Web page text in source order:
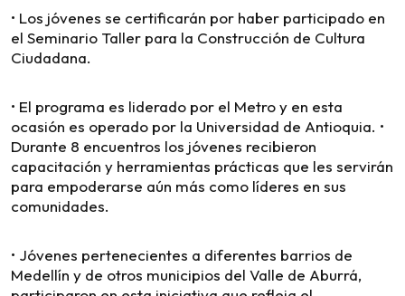
• Los jóvenes se certificarán por haber participado en
el Seminario Taller para la Construcción de Cultura
Ciudadana.
• El programa es liderado por el Metro y en esta
ocasión es operado por la Universidad de Antioquia. •
Durante 8 encuentros los jóvenes recibieron
capacitación y herramientas prácticas que les servirán
para empoderarse aún más como líderes en sus
comunidades.
• Jóvenes pertenecientes a diferentes barrios de
Medellín y de otros municipios del Valle de Aburrá,